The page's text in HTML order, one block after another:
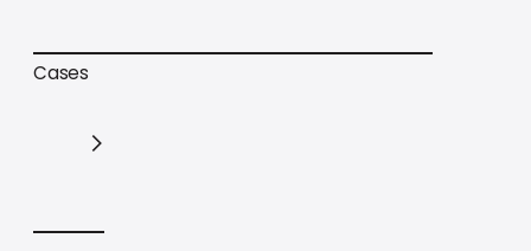
Trilhas de conteúdo
Cases